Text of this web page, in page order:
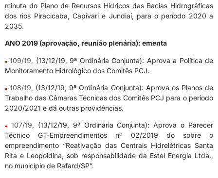
minuta do Plano de Recursos Hídricos das Bacias Hidrográficas
dos rios Piracicaba, Capivari e Jundiaí, para o período 2020 a
2035.
ANO 2019 (aprovação, reunião plenária): ementa
109/19, (13/12/19, 9ª Ordinária Conjunta): Aprova a Política de
Monitoramento Hidrológico dos Comitês PCJ.
108/19, (13/12/19, 9ª Ordinária Conjunta): Aprova os Planos de
Trabalho das Câmaras Técnicas dos Comitês PCJ para o período
2020/2021 e dá outras providências.
107/19, (13/12/19, 9ª Ordinária Conjunta): Aprova o Parecer
Técnico GT-Empreendimentos nº 02/2019 do sobre o
empreendimento “Reativação das Centrais Hidrelétricas Santa
Rita e Leopoldina, sob responsabilidade da Estel Energia Ltda.,
no município de Rafard/SP”.